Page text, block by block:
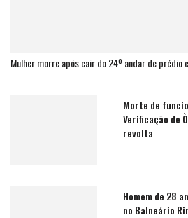
Mulher morre após cair do 24º andar de prédio
Morte de
Verificação de
revolta
Homem de 28
no Balneário